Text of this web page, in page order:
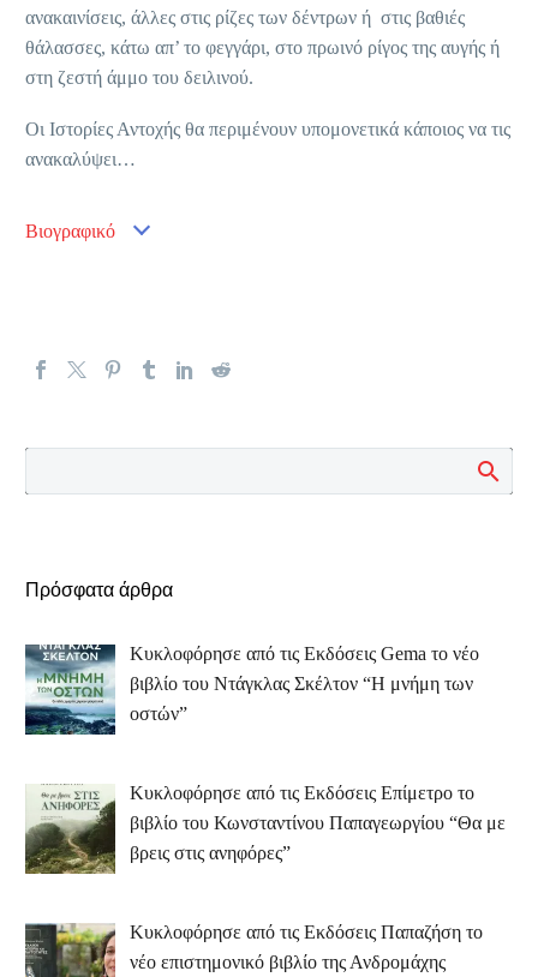
ανακαινίσεις, άλλες στις ρίζες των δέντρων ή στις βαθιές
θάλασσες, κάτω απ’ το φεγγάρι, στο πρωινό ρίγος της αυγής ή
στη ζεστή άμμο του δειλινού.
Οι Ιστορίες Αντοχής θα περιμένουν υπομονετικά κάποιος να τις
ανακαλύψει…
Βιογραφικό
Πρόσφατα άρθρα
Κυκλοφόρησε από τις Εκδόσεις Gema το νέο
βιβλίο του Ντάγκλας Σκέλτον “Η μνήμη των
οστών”
Κυκλοφόρησε από τις Εκδόσεις Επίμετρο το
βιβλίο του Κωνσταντίνου Παπαγεωργίου “Θα με
βρεις στις ανηφόρες”
Κυκλοφόρησε από τις Εκδόσεις Παπαζήση το
νέο επιστημονικό βιβλίο της Ανδρομάχης